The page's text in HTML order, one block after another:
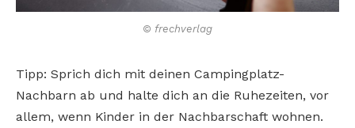
© frechverlag
Tipp: Sprich dich mit deinen Campingplatz-
Nachbarn ab und halte dich an die Ruhezeiten, vor
allem, wenn Kinder in der Nachbarschaft wohnen.